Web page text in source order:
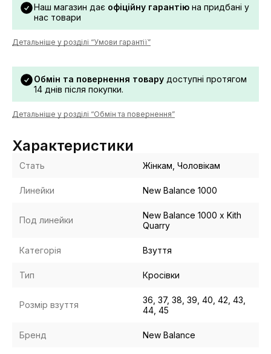
Наш магазин дає офіційну гарантію на придбані у
нас товари
Детальніше у розділі “Умови гарантії”
Обмін та повернення товару доступні протягом
14 днів після покупки.
Детальніше у розділі “Обмін та повернення”
Характеристики
Стать Жінкам, Чоловікам
Линейки New Balance 1000
Под линейки
New Balance 1000 x Kith
Quarry
Категорія Взуття
Тип Кросівки
Розмір взуття
36, 37, 38, 39, 40, 42, 43,
44, 45
Бренд New Balance